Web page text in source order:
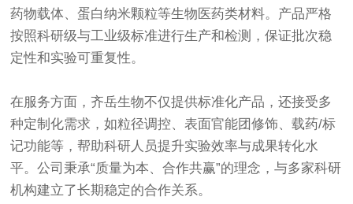
药物载体、蛋白纳米颗粒等生物医药类材料。产品严格
按照科研级与工业级标准进行生产和检测，保证批次稳
定性和实验可重复性。
在服务方面，齐岳生物不仅提供标准化产品，还接受多
种定制化需求，如粒径调控、表面官能团修饰、载药/标
记功能等，帮助科研人员提升实验效率与成果转化水
平。公司秉承“质量为本、合作共赢”的理念，与多家科研
机构建立了长期稳定的合作关系。